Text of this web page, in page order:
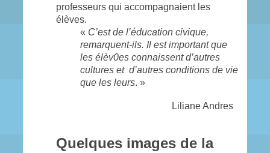
professeurs qui accompagnaient les
élèves.
« C’est de l’éducation civique,
remarquent-ils. Il est important que
les élèv0es connaissent d’autres
cultures et d’autres conditions de vie
que les leurs. »
Liliane Andres
Quelques images de la